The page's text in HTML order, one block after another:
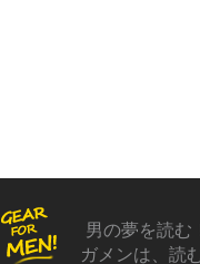
男の夢を読む
ガメンは、読